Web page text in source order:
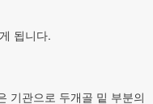
됩니다.
기관으로 두개골 밑 부분의